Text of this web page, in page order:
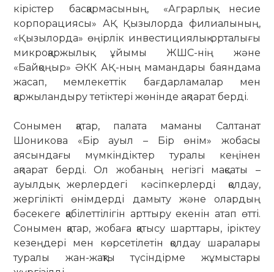
кірістер басқармасының, «Аграрлық несие
корпорациясы» АҚ Қызылорда филиалының,
«Қызылорда» өңірлік инвестициялық орталығы
микроқаржылық ұйымы ЖШС-нің және
«Байқоңыр» ӘКК АҚ-ның мамандары баяндама
жасап, мемлекеттік бағдарламалар мен
қаржыландыру тетіктері жөнінде ақпарат берді.
Сонымен қатар, палата маманы Салтанат
Шоникова «Бір ауыл – Бір өнім» жобасы
аясындағы мүмкіндіктер туралы кеңінен
ақпарат берді. Ол жобаның негізгі мақсаты –
ауылдық жерлердегі кәсіпкерлерді қолдау,
жергілікті өнімдерді дамыту және олардың
бәсекеге қабілеттілігін арттыру екенін атап өтті.
Сонымен қатар, жобаға қатысу шарттары, іріктеу
кезеңдері мен көрсетілетін қолдау шаралары
туралы жан-жақты түсіндірме жұмыстары